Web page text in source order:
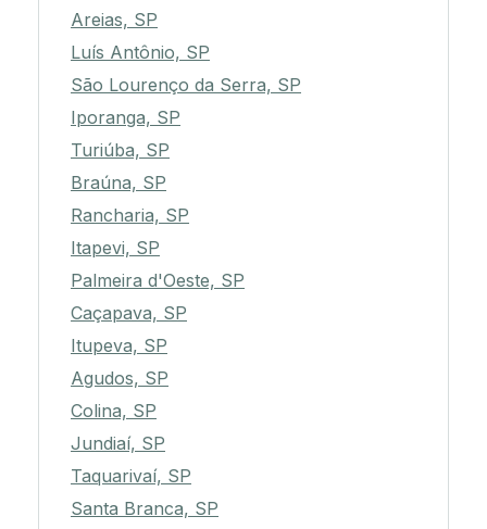
Areias, SP
Luís Antônio, SP
São Lourenço da Serra, SP
Iporanga, SP
Turiúba, SP
Braúna, SP
Rancharia, SP
Itapevi, SP
Palmeira d'Oeste, SP
Caçapava, SP
Itupeva, SP
Agudos, SP
Colina, SP
Jundiaí, SP
Taquarivaí, SP
Santa Branca, SP